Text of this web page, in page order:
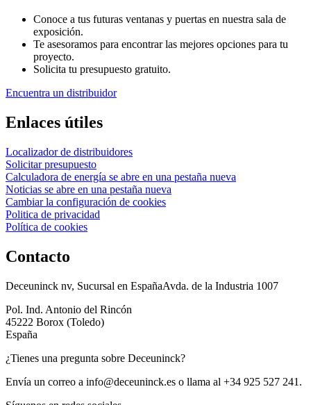
Conoce a tus futuras ventanas y puertas en nuestra sala de
exposición.
Te asesoramos para encontrar las mejores opciones para tu
proyecto.
Solicita tu presupuesto gratuito.
Encuentra un distribuidor
Enlaces útiles
Localizador de distribuidores
Solicitar presupuesto
Calculadora de energía se abre en una pestaña nueva
Noticias se abre en una pestaña nueva
Cambiar la configuración de cookies
Politica de privacidad
Política de cookies
Contacto
Deceuninck nv, Sucursal en EspañaAvda. de la Industria 1007
Pol. Ind. Antonio del Rincón
45222 Borox (Toledo)
España
¿Tienes una pregunta sobre Deceuninck?
Envía un correo a info@deceuninck.es o llama al +34 925 527 241.